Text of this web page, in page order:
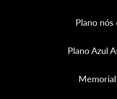
Plano nós
Plano Azul